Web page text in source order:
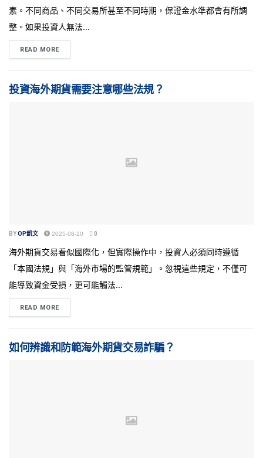
素。不同商品、不同交易所甚至不同時期，保證金水準都會有所調
整。如果投資人無法...
READ MORE
投資海外期貨需要注意哪些法規？
BYOP凱文 2025-08-20 0
海外期貨交易看似國際化，但實際操作中，投資人必須同時遵循
「本國法規」與「海外市場的監管規範」。忽視這些規定，不僅可
能導致資金受損，更可能觸法...
READ MORE
如何辨識和防範海外期貨交易詐騙？